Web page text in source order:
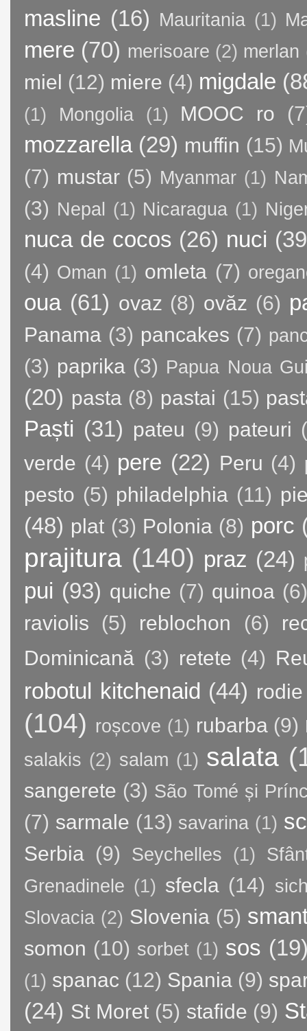
masline (16) Mauritania (1)
mere (70) merisoare (2) merlan
miel (12) miere (4) migdale
(1) Mongolia (1) MOOC ro
mozzarella (29) muffin (15)
(7) mustar (5) Myanmar (1)
(3) Nepal (1) Nicaragua (1)
nuca de cocos (26) nuci
(4) Oman (1) omleta (7)
oua (61) ovaz (8) ovăz (6)
Panama (3) pancakes (7)
(3) paprika (3) Papua Noua
(20) pasta (8) pastai (15)
Paști (31) pateu (9) pateuri
verde (4) pere (22) Peru (4)
pesto (5) philadelphia (11)
(48) plat (3) Polonia (8) porc
prajitura (140) praz (24)
pui (93) quiche (7) quinoa
raviolis
(5) reblochon (6)
Dominicană (3) retete (4)
robotul kitchenaid (44) rodie
(104) roșcove (1) rubarba (9)
salakis (2) salam (1) salata
sangerete (3) São Tomé și
(7) sarmale (13) savarina (1)
Serbia (9) Seychelles (1)
Grenadinele (1) sfecla (14)
Slovacia (2) Slovenia (5)
somon (10) sorbet (1) sos
(1) spanac (12) Spania (9)
(24) St Moret (5) stafide (9)